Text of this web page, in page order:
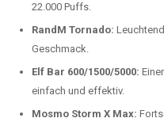
22.000 Puffs.
RandM Tornado:
Geschmack.
Elf Bar 600/1500/5000:
einfach und effektiv.
Mosmo Storm X Max: